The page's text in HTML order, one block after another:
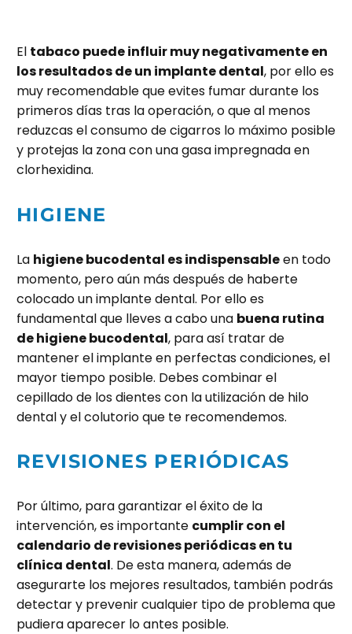
El tabaco puede influir muy negativamente en
los resultados de un implante dental, por ello es
muy recomendable que evites fumar durante los
primeros días tras la operación, o que al menos
reduzcas el consumo de cigarros lo máximo posible
y protejas la zona con una gasa impregnada en
clorhexidina.
HIGIENE
La higiene bucodental es indispensableen todo
momento, pero aún más después de haberte
colocado un implante dental. Por ello es
fundamental que lleves a cabo una buena rutina
de higiene bucodental, para así tratar de
mantener el implante en perfectas condiciones, el
mayor tiempo posible. Debes combinar el
cepillado de los dientes con la utilización de hilo
dental y el colutorio que te recomendemos.
REVISIONES PERIÓDICAS
Por último, para garantizar el éxito de la
intervención, es importante cumplir con el
calendario de revisiones periódicas en tu
clínica dental. De esta manera, además de
asegurarte los mejores resultados, también podrás
detectar y prevenir cualquier tipo de problema que
pudiera aparecer lo antes posible.